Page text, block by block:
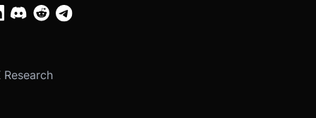
Research